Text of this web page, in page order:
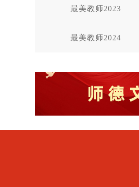
最美教师2023
最美教师2024